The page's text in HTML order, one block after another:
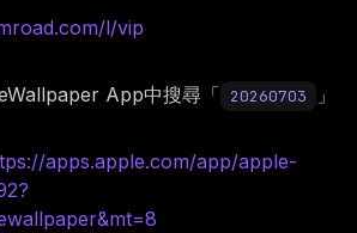
l/vip
App中搜尋「 20260703 」
apps.apple.com/app/apple-